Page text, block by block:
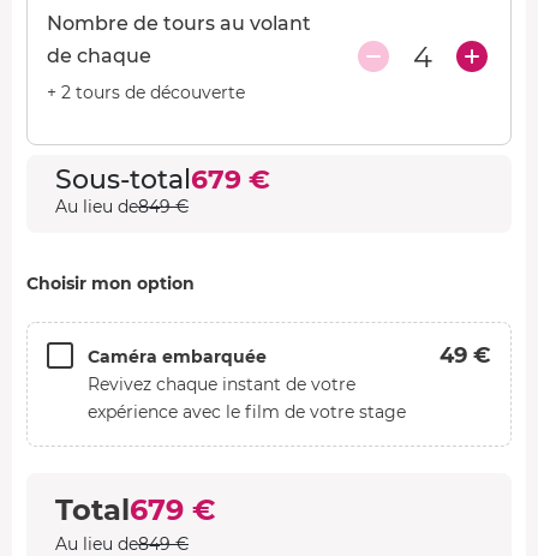
EN PROMOTION
EN PROMOTION
Pilotage Ferrari F488 GTB +
Porsche 991 GT3
Réalisable uniquement à certaines dates
Nombre de tours au volant
de chaque
+ 2 tours de découverte
4
Sous-total679 €
Au lieu de849 €
Choisir mon option
Caméra embarquée
Revivez chaque instant de votre
expérience avec le film de votre stage
49 €
Total679 €
Au lieu de849 €